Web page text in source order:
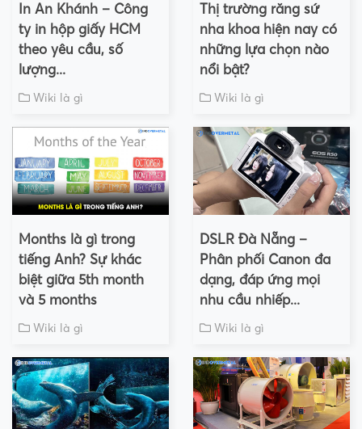
In An Khánh – Công
ty in hộp giấy HCM
theo yêu cầu, số
lượng...
Wiki là gì
Thị trường răng sứ
nha khoa hiện nay có
những lựa chọn nào
nổi bật?
Wiki là gì
Months là gì trong
tiếng Anh? Sự khác
biệt giữa 5th month
và 5 months
Wiki là gì
DSLR Đà Nẵng –
Phân phối Canon đa
dạng, đáp ứng mọi
nhu cầu nhiếp...
Wiki là gì